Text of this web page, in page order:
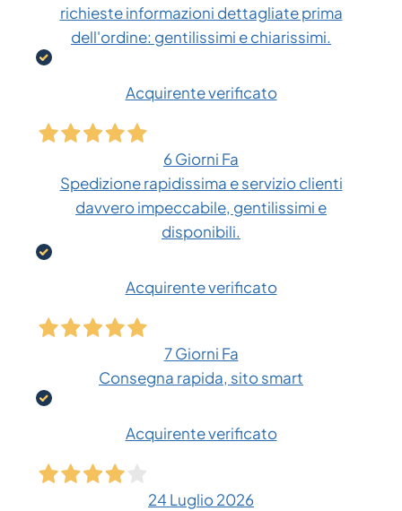
richieste informazioni dettagliate prima
dell'ordine: gentilissimi e chiarissimi.
Acquirente verificato
6 Giorni Fa
Spedizione rapidissima e servizio clienti
davvero impeccabile, gentilissimi e
disponibili.
Acquirente verificato
7 Giorni Fa
Consegna rapida, sito smart
Acquirente verificato
24 Luglio 2026